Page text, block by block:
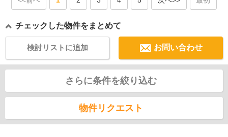
チェックした物件をまとめて
お問い合わせ
検討リストに追加
さらに条件を絞り込む
物件リクエスト